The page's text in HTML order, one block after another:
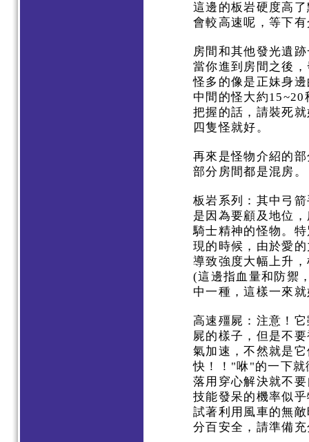
這邊的板岩硬度高
會較高速呢，等下
房間和其他發光遺
當你進到房間之後
怪多的像是正妹身
中間的怪大約
把握的話，請裝死
四隻怪就好。
再來是怪物介紹的
部分房間都是混房
板岩系列：其中弓
是因為要顧及地位
騎士精神的怪物。
現的時候，由於愛
導致強度大幅上升
(這邊指血量和防禦
中一種，這樣一來
高速殭屍：注意！
屍的樣子，但是不
氣加速，不然就是
快！！"咻"的一下就
落用穿心解決就不
技能發呆的機率似
試著利用風車的無
分百安全，請準備